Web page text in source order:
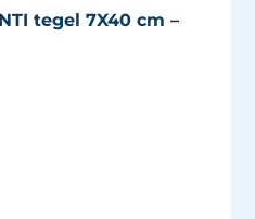
tegel 7X40 cm –